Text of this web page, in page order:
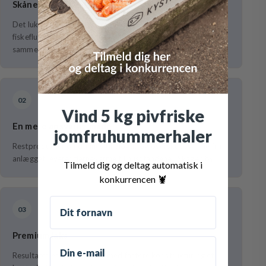
Skåner havmiljøet
Det lukkede anlæg reducerer udledning og forhindrer
fiskeflugt, så produktionen ikke påvirker havmiljøet på
samme måde som åbne havbrug.
02
En mere ansvarlig måde
Restprodukter omdannes til biogas og overskudsvarme fra
anlægget leverer fjernevarme til husstandene i Skagen by.
03
Premium laks
Resultatet er en stærk fisk med fastere kødstruktur og et
Vind 5 kg pivfriske
jomfruhummerhaler
Tilmeld dig og deltag automatisk i
konkurrencen 🦞
Fornavn
Email